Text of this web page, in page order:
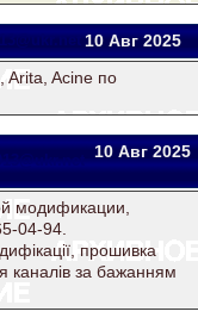
10 Авг2025
Acine по
10 Авг2025
модификации,
04-94.
прошивка
каналів за бажанням